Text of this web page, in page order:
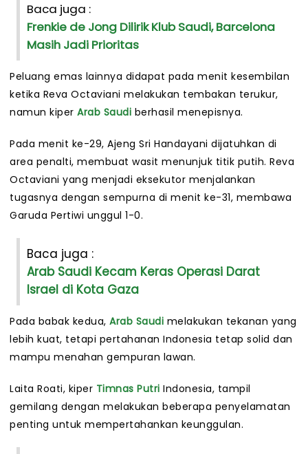
Baca juga :
Frenkie de Jong Dilirik Klub Saudi, Barcelona
Masih Jadi Prioritas
Peluang emas lainnya didapat pada menit kesembilan
ketika Reva Octaviani melakukan tembakan terukur,
namun kiper Arab Saudi berhasil menepisnya.
Pada menit ke-29, Ajeng Sri Handayani dijatuhkan di
area penalti, membuat wasit menunjuk titik putih. Reva
Octaviani yang menjadi eksekutor menjalankan
tugasnya dengan sempurna di menit ke-31, membawa
Garuda Pertiwi unggul 1-0.
Baca juga :
Arab Saudi Kecam Keras Operasi Darat
Israel di Kota Gaza
Pada babak kedua, Arab Saudi melakukan tekanan yang
lebih kuat, tetapi pertahanan Indonesia tetap solid dan
mampu menahan gempuran lawan.
Laita Roati, kiper Timnas Putri Indonesia, tampil
gemilang dengan melakukan beberapa penyelamatan
penting untuk mempertahankan keunggulan.